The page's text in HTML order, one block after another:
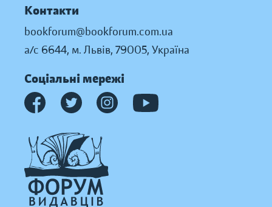
Контакти
bookforum@bookforum.com.ua
а/с 6644, м. Львів, 79005, Україна
Соціальні мережі